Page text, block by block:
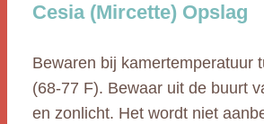
Cesia (Mircette) Opslag
Bewaren bij kamertemperatuur
(68-77 F). Bewaar uit de buurt
en zonlicht. Het wordt niet